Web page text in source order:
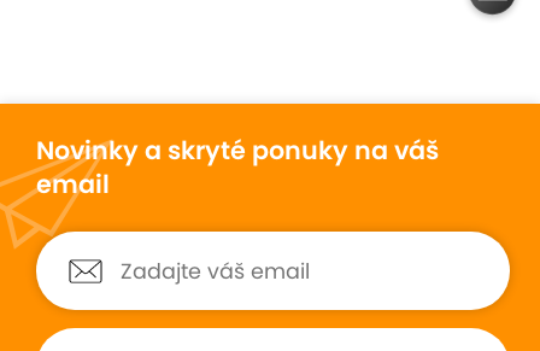
Novinky a skryté ponuky na váš
email